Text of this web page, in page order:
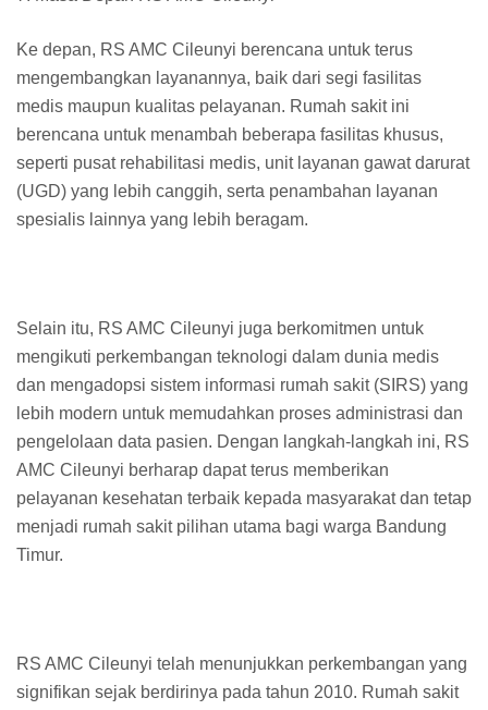
Ke depan, RS AMC Cileunyi berencana untuk terus
mengembangkan layanannya, baik dari segi fasilitas
medis maupun kualitas pelayanan. Rumah sakit ini
berencana untuk menambah beberapa fasilitas khusus,
seperti pusat rehabilitasi medis, unit layanan gawat darurat
(UGD) yang lebih canggih, serta penambahan layanan
spesialis lainnya yang lebih beragam.
Selain itu, RS AMC Cileunyi juga berkomitmen untuk
mengikuti perkembangan teknologi dalam dunia medis
dan mengadopsi sistem informasi rumah sakit (SIRS) yang
lebih modern untuk memudahkan proses administrasi dan
pengelolaan data pasien. Dengan langkah-langkah ini, RS
AMC Cileunyi berharap dapat terus memberikan
pelayanan kesehatan terbaik kepada masyarakat dan tetap
menjadi rumah sakit pilihan utama bagi warga Bandung
Timur.
RS AMC Cileunyi telah menunjukkan perkembangan yang
signifikan sejak berdirinya pada tahun 2010. Rumah sakit